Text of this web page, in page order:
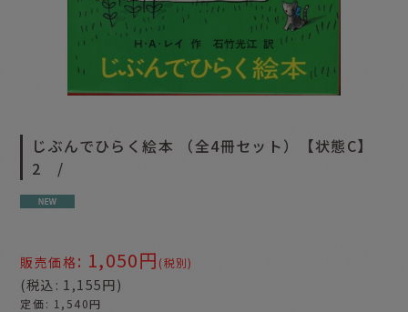
じぶんでひらく絵本 （全4冊セット）【状態C】
2 /
販売価格: 1,050円 (税別)
(税込 : 1,155円)
定価: 1,540円